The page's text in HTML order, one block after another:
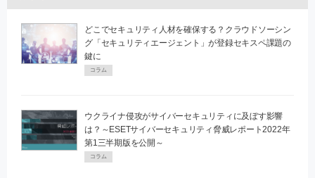
どこでセキュリティ人材を確保する？クラウドソーシン
グ「セキュリティエージェント」が登録セキスペ課題の
鍵に
コラム
ウクライナ侵攻がサイバーセキュリティに及ぼす影響
は？～ESETサイバーセキュリティ脅威レポート2022年
第1三半期版を公開～
コラム